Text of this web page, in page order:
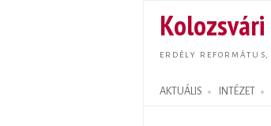
ERDÉLY
AKTUÁLIS INTÉZET
Search form